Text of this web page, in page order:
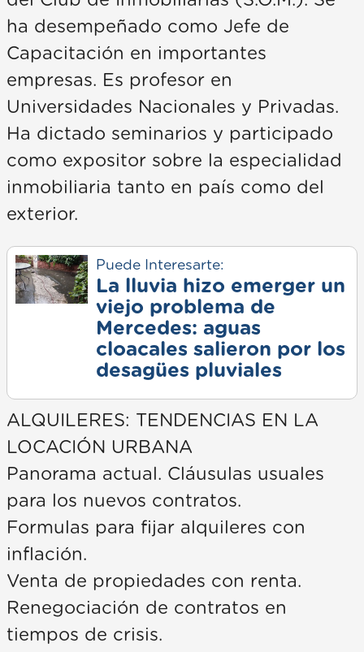
ha desempeñado como Jefe de
Capacitación en importantes
empresas. Es profesor en
Universidades Nacionales y Privadas.
Ha dictado seminarios y participado
como expositor sobre la especialidad
inmobiliaria tanto en país como del
exterior.
Puede Interesarte:
La lluvia hizo emerger un
viejo problema de
Mercedes: aguas
cloacales salieron por los
desagües pluviales
ALQUILERES: TENDENCIAS EN LA
LOCACIÓN URBANA
Panorama actual. Cláusulas usuales
para los nuevos contratos.
Formulas para fijar alquileres con
inflación.
Venta de propiedades con renta.
Renegociación de contratos en
tiempos de crisis.